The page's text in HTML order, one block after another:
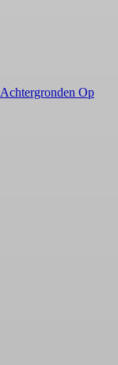
Achtergronden Op